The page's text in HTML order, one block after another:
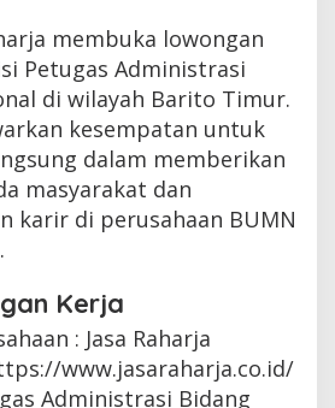
membuka lowongan
Petugas Administrasi
di wilayah Barito Timur.
kesempatan untuk
dalam memberikan
masyarakat dan
karir di perusahaan BUMN
Kerja
: Jasa Raharja
www.jasaraharja.co.id/
Administrasi Bidang